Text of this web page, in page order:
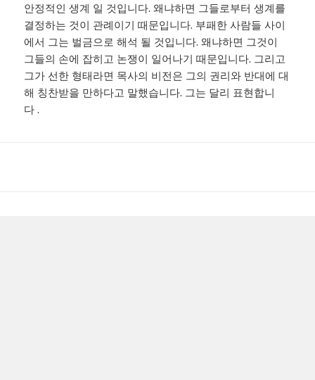
안정적인 생계 일 것입니다. 왜냐하면 그들로부터 생계를
결정하는 것이 관례이기 때문입니다. 부패한 사람들 사이
에서 그는 벌금으로 해석 될 것입니다. 왜냐하면 그것이
그들의 손에 잡히고 논쟁이 일어나기 때문입니다. 그리고
그가 선한 형태라면 목사의 비전은 그의 권리와 반대에 대
해 칭찬받을 만하다고 말했습니다. 그는 달리 표현합니
다 .